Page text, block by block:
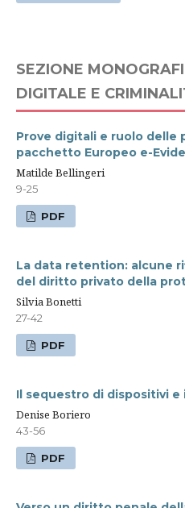
SEZIONE
DIGITALE E
Prove digitali e ruolo delle
pacchetto Europeo e-
Matilde Bellingeri
9-25
PDF
La data retention: alcune
del diritto privato della
Silvia Bonetti
27-42
PDF
Il sequestro di dispositivi
Denise Boriero
43-56
PDF